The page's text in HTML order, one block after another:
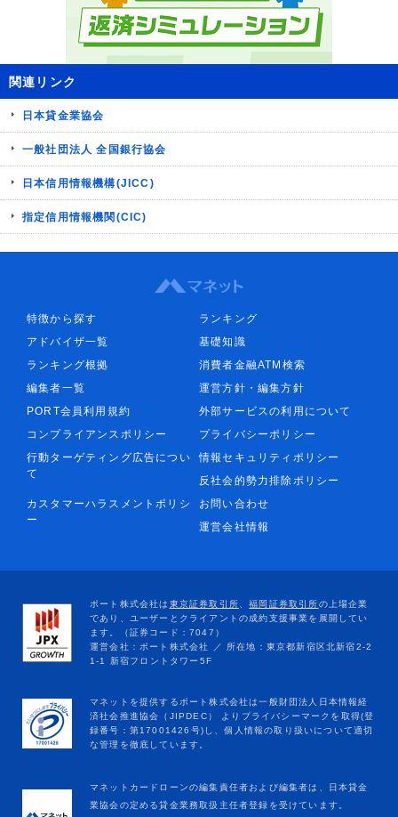
関連リンク
日本貸金業協会
一般社団法人 全国銀行協会
日本信用情報機構(JICC)
指定信用情報機関(CIC)
特徴から探す
ランキング
アドバイザ一覧
基礎知識
ランキング根拠
消費者金融ATM検索
編集者一覧
運営方針・編集方針
PORT会員利用規約
外部サービスの利用について
コンプライアンスポリシー
プライバシーポリシー
行動ターゲティング広告につい
て
情報セキュリティポリシー
反社会的勢力排除ポリシー
カスタマーハラスメントポリシ
ー
お問い合わせ
運営会社情報
マネットカードローンの編集責任者および編集者は、日本貸金
業協会の定める貸金業務取扱主任者登録を受けています。